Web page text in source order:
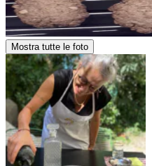
Mostra tutte le foto